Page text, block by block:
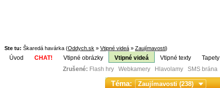
Ste tu: Škaredá havárka (Oddych.sk » Vtipné videá » Zaujímavosti)
Úvod CHAT! Vtipné obrázky Vtipné videá Vtipné texty
Zrušené: Flash hry Webkamery Hlavolamy SMS
Téma: